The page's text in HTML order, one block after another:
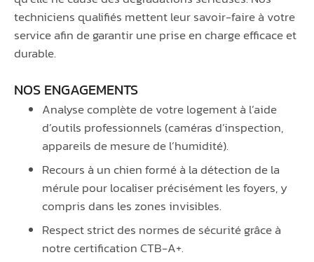
techniciens qualifiés mettent leur savoir-faire à votre
service afin de garantir une prise en charge efficace et
durable.
NOS ENGAGEMENTS
Analyse complète de votre logement à l’aide
d’outils professionnels (caméras d’inspection,
appareils de mesure de l’humidité).
Recours à un chien formé à la détection de la
mérule pour localiser précisément les foyers, y
compris dans les zones invisibles.
Respect strict des normes de sécurité grâce à
notre certification CTB-A+.